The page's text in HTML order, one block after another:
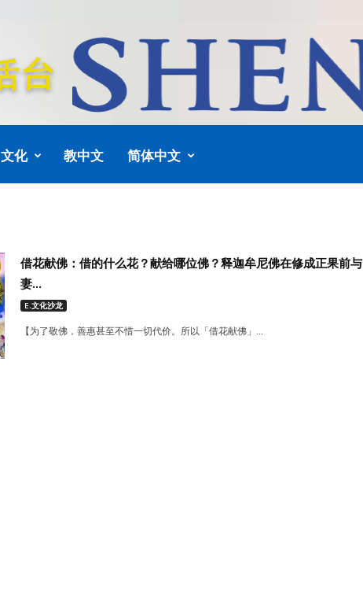
文化 教中文 简体中文
借花献佛：借的什么花？献给哪位佛？释迦牟尼佛在修成正果前与
妻...
E.文化沙龙
【为了敬佛，善惠甚至不惜一切代价。所以「借花献佛」...